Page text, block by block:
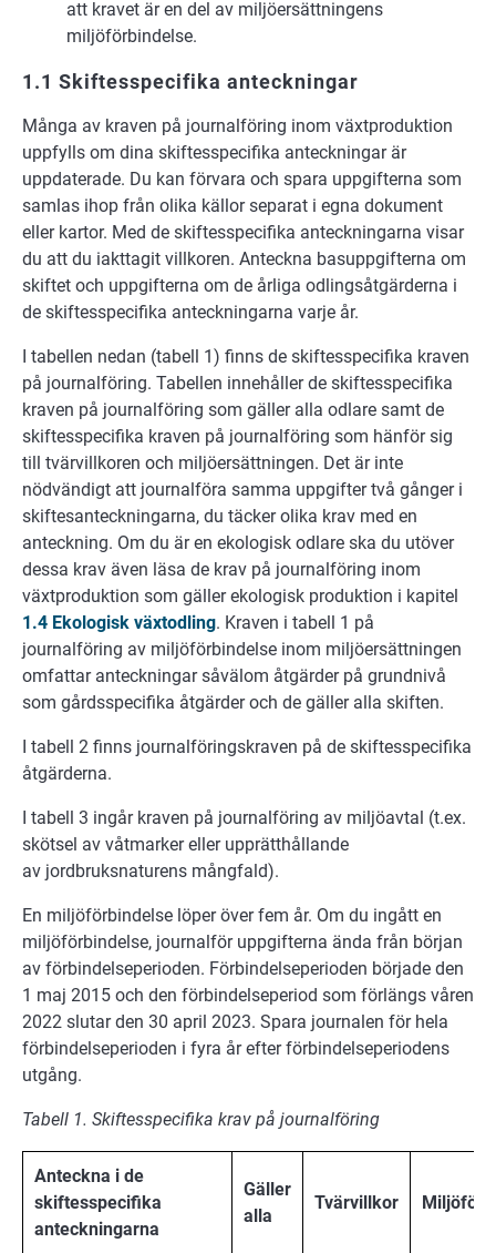
att kravet är en del av miljöersättningens
miljöförbindelse.
1.1 Skiftesspecifika anteckningar
Många av kraven på journalföring inom växtproduktion
uppfylls om dina skiftesspecifika anteckningar är
uppdaterade. Du kan förvara och spara uppgifterna som
samlas ihop från olika källor separat i egna dokument
eller kartor. Med de skiftesspecifika anteckningarna visar
du att du iakttagit villkoren. Anteckna basuppgifterna om
skiftet och uppgifterna om de årliga odlingsåtgärderna i
de skiftesspecifika anteckningarna varje år.
I tabellen nedan (tabell 1) finns de skiftesspecifika kraven
på journalföring. Tabellen innehåller de skiftesspecifika
kraven på journalföring som gäller alla odlare samt de
skiftesspecifika kraven på journalföring som hänför sig
till tvärvillkoren och miljöersättningen. Det är inte
nödvändigt att journalföra samma uppgifter två gånger i
skiftesanteckningarna, du täcker olika krav med en
anteckning. Om du är en ekologisk odlare ska du utöver
dessa krav även läsa de krav på journalföring inom
växtproduktion som gäller ekologisk produktion i kapitel
1.4 Ekologisk växtodling. Kraven i tabell 1 på
journalföring av miljöförbindelse inom miljöersättningen
omfattar anteckningar såvälom åtgärder på grundnivå
som gårdsspecifika åtgärder och de gäller alla skiften.
I tabell 2 finns journalföringskraven på de skiftesspecifika
åtgärderna.
I tabell 3 ingår kraven på journalföring av miljöavtal (t.ex.
skötsel av våtmarker eller upprätthållande
av jordbruksnaturens mångfald).
En miljöförbindelse löper över fem år. Om du ingått en
miljöförbindelse, journalför uppgifterna ända från början
av förbindelseperioden. Förbindelseperioden började den
1 maj 2015 och den förbindelseperiod som förlängs våren
2022 slutar den 30 april 2023. Spara journalen för hela
förbindelseperioden i fyra år efter förbindelseperiodens
utgång.
Tabell 1. Skiftesspecifika krav på journalföring
Anteckna i de
skiftesspecifika
anteckningarna
Gäller
alla
Tvärvillkor